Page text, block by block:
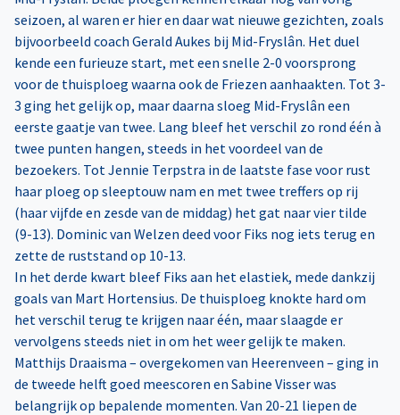
seizoen, al waren er hier en daar wat nieuwe gezichten, zoals
bijvoorbeeld coach Gerald Aukes bij Mid-Fryslân. Het duel
kende een furieuze start, met een snelle 2-0 voorsprong
voor de thuisploeg waarna ook de Friezen aanhaakten. Tot 3-
3 ging het gelijk op, maar daarna sloeg Mid-Fryslân een
eerste gaatje van twee. Lang bleef het verschil zo rond één à
twee punten hangen, steeds in het voordeel van de
bezoekers. Tot Jennie Terpstra in de laatste fase voor rust
haar ploeg op sleeptouw nam en met twee treffers op rij
(haar vijfde en zesde van de middag) het gat naar vier tilde
(9-13). Dominic van Welzen deed voor Fiks nog iets terug en
zette de ruststand op 10-13.
In het derde kwart bleef Fiks aan het elastiek, mede dankzij
goals van Mart Hortensius. De thuisploeg knokte hard om
het verschil terug te krijgen naar één, maar slaagde er
vervolgens steeds niet in om het weer gelijk te maken.
Matthijs Draaisma – overgekomen van Heerenveen – ging in
de tweede helft goed meescoren en Sabine Visser was
belangrijk op bepalende momenten. Van 20-21 liepen de